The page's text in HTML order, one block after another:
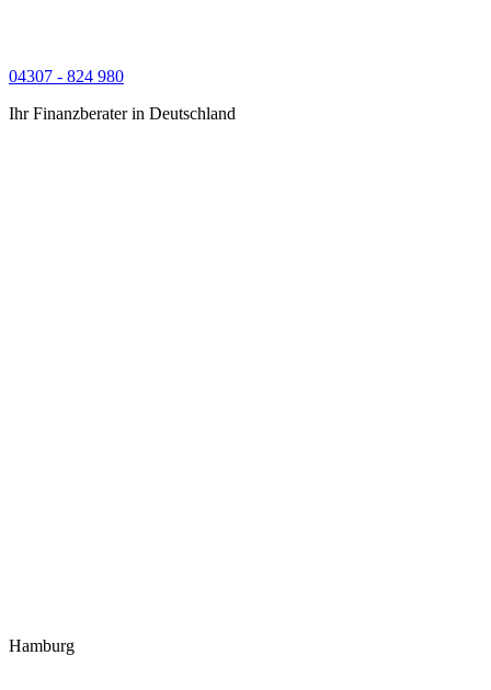
04307 - 824 980
Ihr Finanzberater in Deutschland
Hamburg